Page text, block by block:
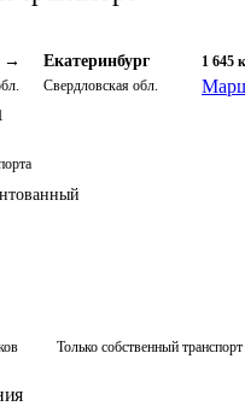
→ Екатеринбург
Свердловская обл.
1 645
Только собственный транспорт